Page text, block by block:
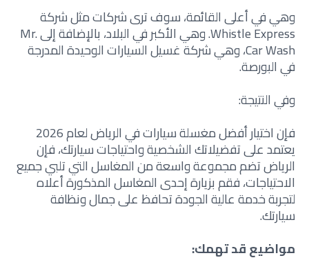
وهي في أعلى القائمة، سوف ترى شركات مثل شركة
Whistle Express. وهي الأكبر في البلاد، بالإضافة إلى Mr.
Car Wash، وهي شركة غسيل السيارات الوحيدة المدرجة
في البورصة.
وفي النتيجة:
فإن اختيار أفضل مغسلة سيارات في الرياض لعام 2026
يعتمد على تفضيلاتك الشخصية واحتياجات سيارتك، فإن
الرياض تضم مجموعة واسعة من المغاسل التي تلبي جميع
الاحتياجات، فقم بزيارة إحدى المغاسل المذكورة أعلاه
لتجربة خدمة عالية الجودة تحافظ على جمال ونظافة
سيارتك.
مواضيع قد تهمك: